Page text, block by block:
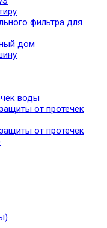
фильтра для
дом
воды
от протечек
от протечек